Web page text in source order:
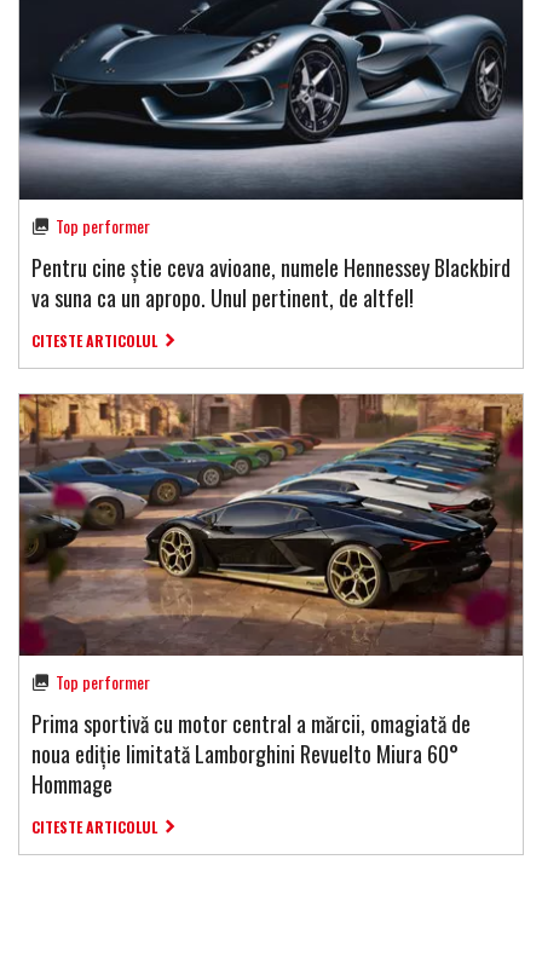
Top performer
Pentru cine știe ceva avioane, numele Hennessey Blackbird
va suna ca un apropo. Unul pertinent, de altfel!
CITESTE ARTICOLUL
Top performer
Prima sportivă cu motor central a mărcii, omagiată de
noua ediție limitată Lamborghini Revuelto Miura 60°
Hommage
CITESTE ARTICOLUL